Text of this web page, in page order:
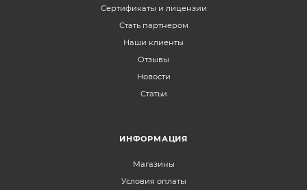
Сертификаты и лицензии
Стать партнером
Наши клиенты
Отзывы
Новости
Статьи
ИНФОРМАЦИЯ
Магазины
Условия оплаты